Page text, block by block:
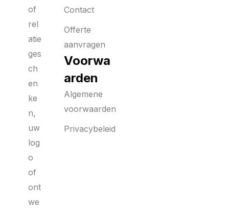
of
rel
atie
ges
ch
en
ke
n,
uw
log
o
of
ont
we
Contact
Offerte
aanvragen
Voorwa
arden
Algemene
voorwaarden
Privacybeleid